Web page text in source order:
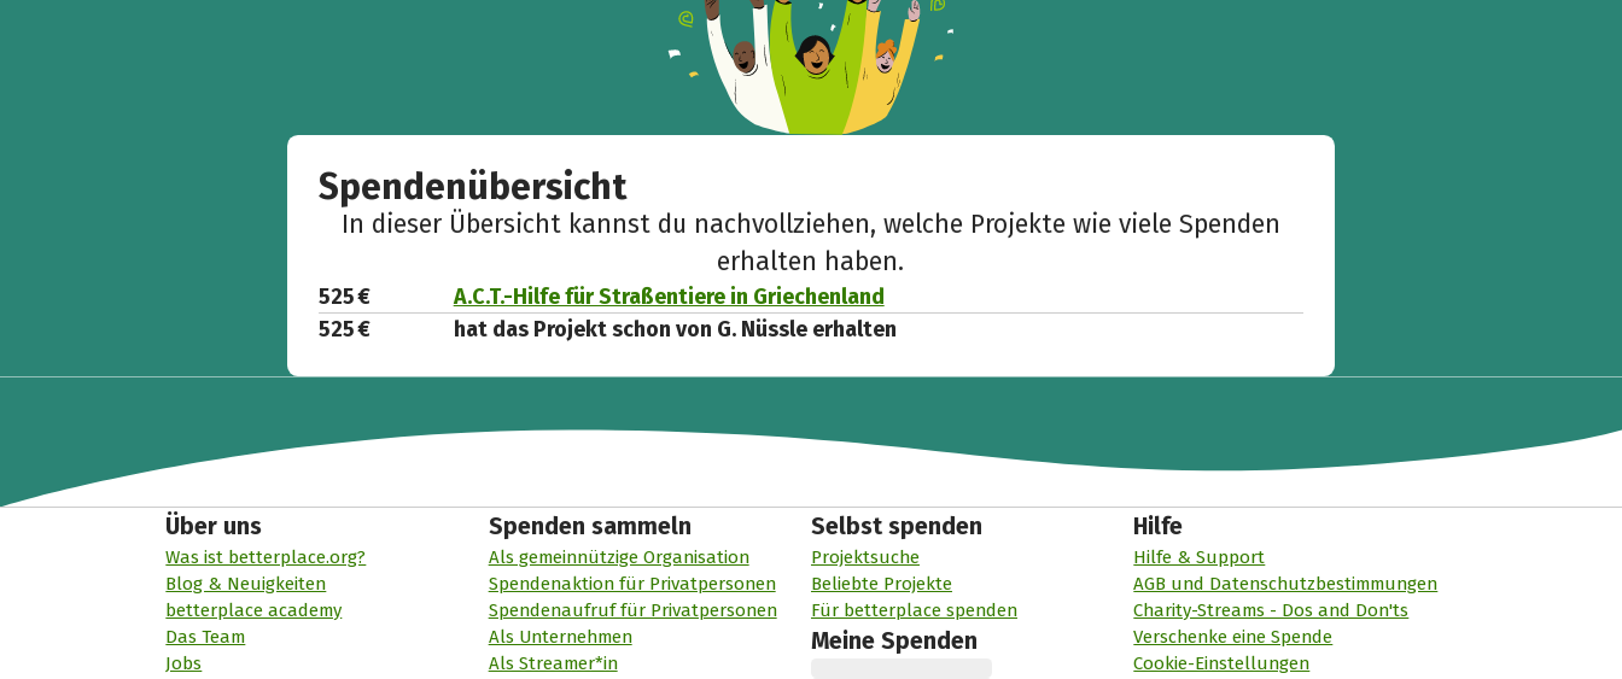
Spendenübersicht
In dieser Übersicht kannst du nachvollziehen, welche Projekte wie viele Spenden
erhalten haben.
525 €
A.C.T.-Hilfe für Straßentiere in Griechenland
525 €
hat das Projekt schon von G. Nüssle erhalten
Über uns
Was ist betterplace.org?
Blog & Neuigkeiten
betterplace academy
Das Team
Jobs
Spenden sammeln
Als gemeinnützige Organisation
Spendenaktion für Privatpersonen
Spendenaufruf für Privatpersonen
Als Unternehmen
Als Streamer*in
Selbst spenden
Projektsuche
Beliebte Projekte
Für betterplace spenden
Meine Spenden
Hilfe
Hilfe & Support
AGB und Datenschutzbestimmungen
Charity-Streams - Dos and Don'ts
Verschenke eine Spende
Cookie-Einstellungen